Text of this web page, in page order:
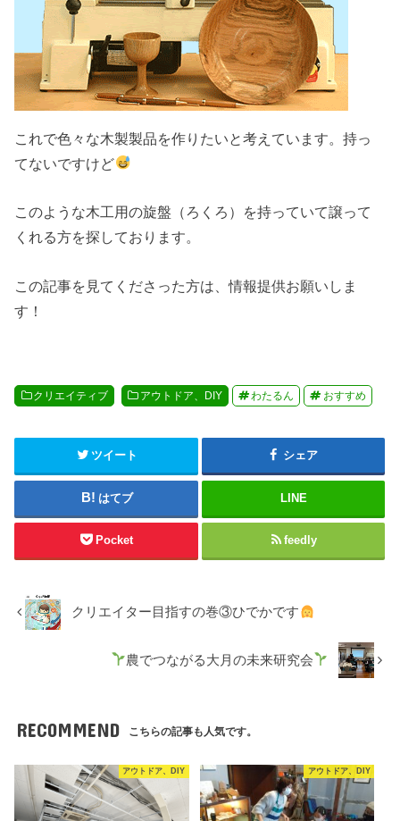
これで色々な木製製品を作りたいと考えています。持っ
てないですけど
このような木工用の旋盤（ろくろ）を持っていて譲って
くれる方を探しております。
この記事を見てくださった方は、情報提供お願いしま
す！
クリエイティブ アウトドア、DIY わたるん おすすめ
ツイート シェア
はてブ LINE
Pocket feedly
クリエイター目指すの巻③ひでかです
農でつながる大月の未来研究会
RECOMMEND こちらの記事も人気です。
アウトドア、DIY アウトドア、DIY